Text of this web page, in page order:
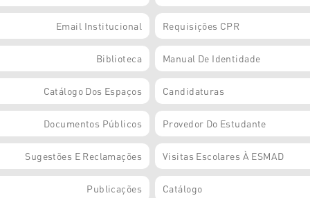
Email Institucional Requisições CPR
Biblioteca Manual De Identidade
Catálogo Dos Espaços Candidaturas
Documentos Públicos Provedor Do Estudante
Sugestões E Reclamações Visitas Escolares À ESMAD
Publicações Catálogo